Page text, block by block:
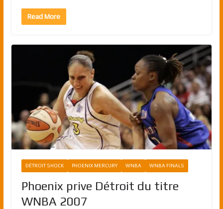
Read More
DÉTROIT SHOCK PHOENIX MERCURY WNBA WNBA FINALS
Phoenix prive Détroit du titre
WNBA 2007